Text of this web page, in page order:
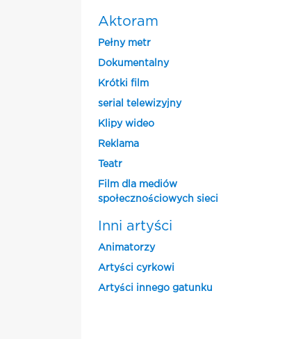
Aktoram
Pełny metr
Dokumentalny
Krótki film
serial telewizyjny
Klipy wideo
Reklama
Teatr
Film dla mediów
społecznościowych sieci
Inni artyści
Animatorzy
Artyści cyrkowi
Artyści innego gatunku